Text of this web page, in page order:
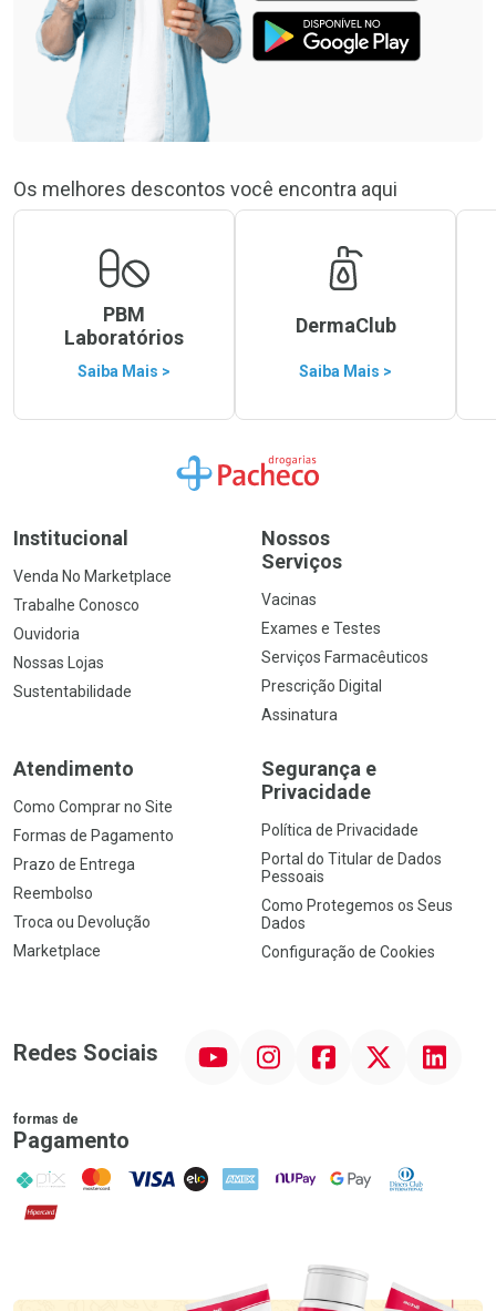
Os melhores descontos você encontra aqui
PBM
Laboratórios
Saiba Mais >
DermaClub
Saiba Mais >
Ir para a Home
Institucional
Venda No Marketplace
Trabalhe Conosco
Ouvidoria
Nossas Lojas
Sustentabilidade
Nossos
Serviços
Vacinas
Exames e Testes
Serviços Farmacêuticos
Prescrição Digital
Assinatura
Atendimento
Como Comprar no Site
Formas de Pagamento
Prazo de Entrega
Reembolso
Troca ou Devolução
Marketplace
Segurança e
Privacidade
Política de Privacidade
Portal do Titular de Dados
Pessoais
Como Protegemos os Seus
Dados
Configuração de Cookies
Redes Sociais InstagramFacebookTwitter Linkedin
formas de
Pagamento
PIX MasterCard
VISA ELO AMEX NuPay Google PayDiners Club
Hipercard